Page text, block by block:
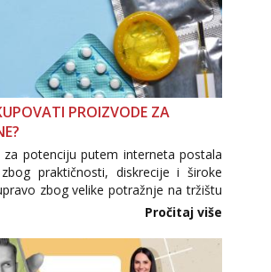
PROIZVODE ZA
za potenciju putem interneta postala
praktičnosti, diskrecije i široke
zbog velike potražnje na tržištu
krivotvoreni proizvodi, nepouzdane
proizvodi nepoznatog podrijetla. ...
Pročitaj više